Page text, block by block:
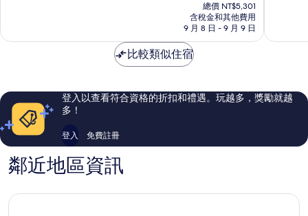
雅
極
評
論
價
格
為
NT$4,456
總價 NT$5,301
含稅金和其他費用
9 月 8 日 - 9 月 9 日
部
棒
評
論
比較類似住宿
登入以查看符合資格的折扣和禮遇。玩越多，獎勵就越
多！
登入 免費註冊
鄰近地區資訊